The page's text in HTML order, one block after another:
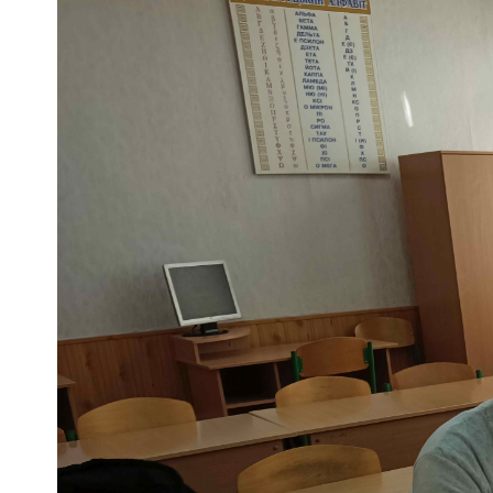
Асоціація випускників
3D тур по університету
Антикорупційна діяльність
Меморіал пам'яті
Відділ маркетингу
Центр
4.0
Психологічна
Омбудсмен
освітнього процесу
Студентське
Навчально-
Дорадча служба